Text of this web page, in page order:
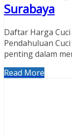
Surabaya
Daftar Harga
Pendahuluan
penting dalam
Read More